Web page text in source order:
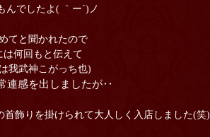
んでしたよ( ｀ー´)ノ
てと聞かれたので
は何回もと伝えて
我武神こがっち也)
連感を出しましたが‥
飾りを掛けられて大人しく入店しました(笑)